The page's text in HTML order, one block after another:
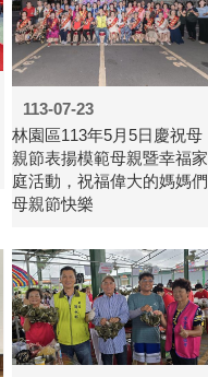
113-07-23
林園區113年5月5日慶祝母
親節表揚模範母親暨幸福家
庭活動，祝福偉大的媽媽們
母親節快樂